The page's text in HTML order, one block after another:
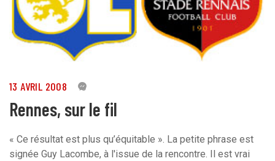
13 AVRIL 2008 0
Rennes, sur le fil
« Ce résultat est plus qu’équitable ». La petite phrase est
signée Guy Lacombe, à l'issue de la rencontre. Il est vrai